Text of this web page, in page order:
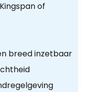
of
breed inzetbaar